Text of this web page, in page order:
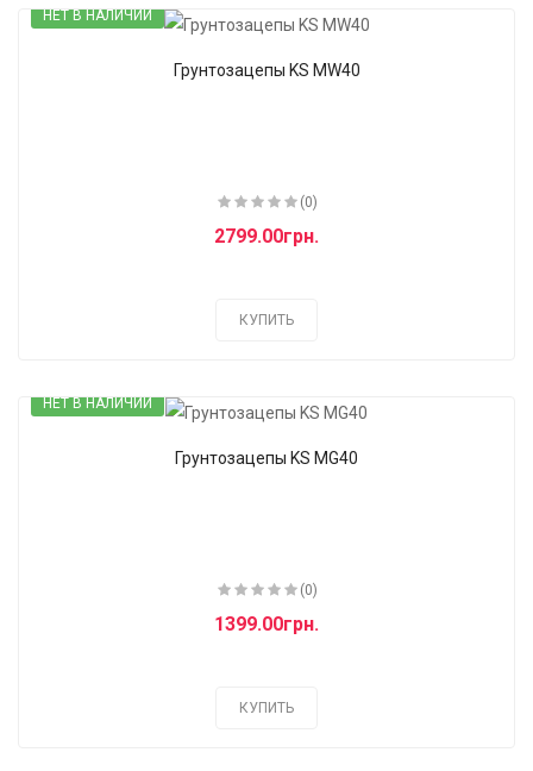
НЕТ В НАЛИЧИИ
Грунтозацепы KS MW40
(0)
2799.00грн.
КУПИТЬ
НЕТ В НАЛИЧИИ
Грунтозацепы KS MG40
(0)
1399.00грн.
КУПИТЬ